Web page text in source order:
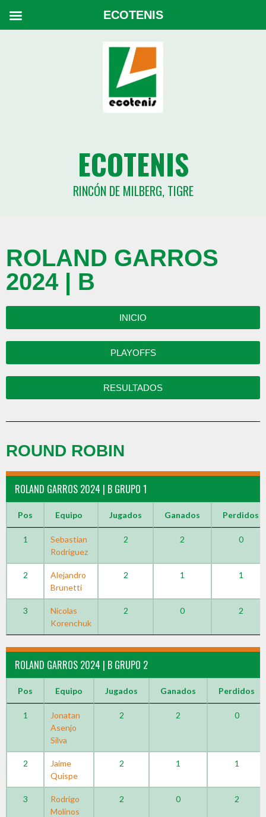
ECOTENIS
RINCÓN DE MILBERG, TIGRE
ROLAND GARROS
2024 | B
INICIO
PLAYOFFS
RESULTADOS
ROUND ROBIN
ROLAND GARROS 2024 | B GRUPO 1
Pos Equipo Jugados Ganados Perdidos
1
Sebastian
Rodriguez
2 2 0
2
Alejandro
Brunetti
2 1 1
3
Nicolas
Korenchuk
2 0 2
ROLAND GARROS 2024 | B GRUPO 2
Pos Equipo Jugados Ganados Perdidos
1
Jonatan
Asenjo
Silva
2 2 0
2
Jaime
Quispe
2 1 1
3
Rodrigo
Molinos
2 0 2
ECOTENIS